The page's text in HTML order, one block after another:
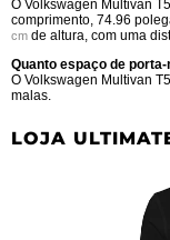
O Volkswagen Multivan
comprimento, 74.96
cm de altura, com uma
Quanto espaço de
O Volkswagen Multivan
malas.
LOJA